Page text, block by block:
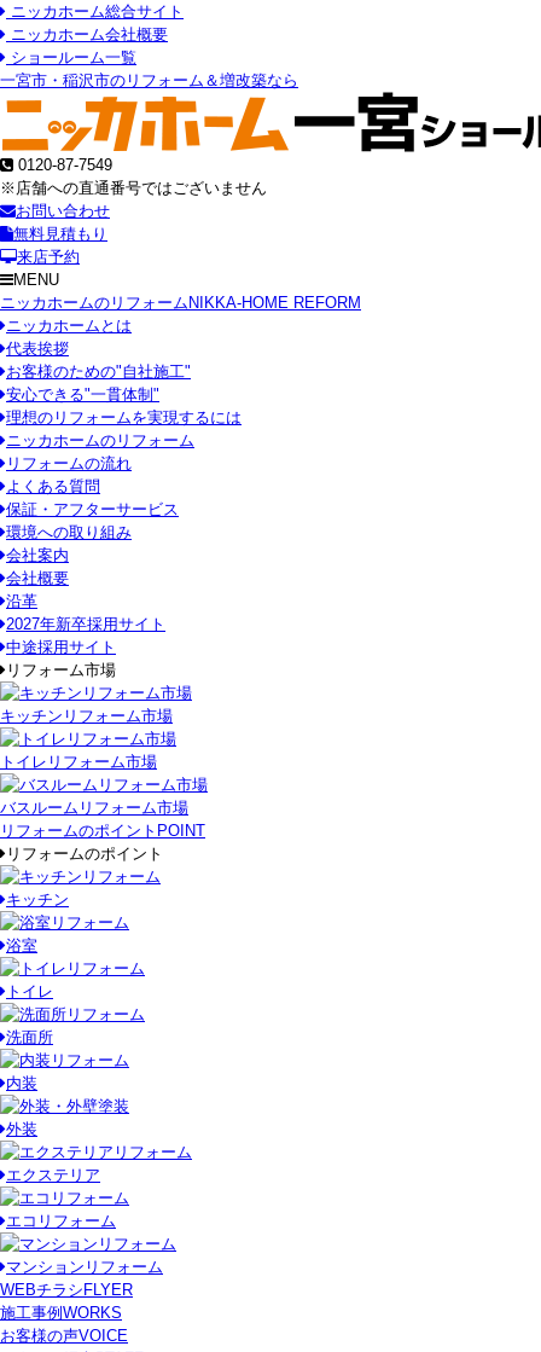
ニッカホーム総合サイト
ニッカホーム会社概要
ショールーム一覧
一宮市・稲沢市のリフォーム＆増改築なら
0120-87-7549
※店舗への直通番号ではございません
お問い合わせ
無料見積もり
来店予約
MENU
ニッカホームのリフォーム NIKKA-HOME REFORM
ニッカホームとは
代表挨拶
お客様のための"自社施工"
安心できる"一貫体制"
理想のリフォームを実現するには
ニッカホームのリフォーム
リフォームの流れ
よくある質問
保証・アフターサービス
環境への取り組み
会社案内
会社概要
沿革
2027年新卒採用サイト
中途採用サイト
リフォーム市場
キッチンリフォーム市場
トイレリフォーム市場
バスルームリフォーム市場
リフォームのポイント POINT
リフォームのポイント
キッチン
浴室
トイレ
洗面所
内装
外装
エクステリア
エコリフォーム
マンションリフォーム
WEBチラシ FLYER
施工事例 WORKS
お客様の声VOICE